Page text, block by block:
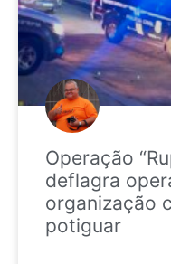
Operação
deflagra
organização
potiguar